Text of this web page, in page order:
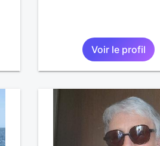
Voir le profil